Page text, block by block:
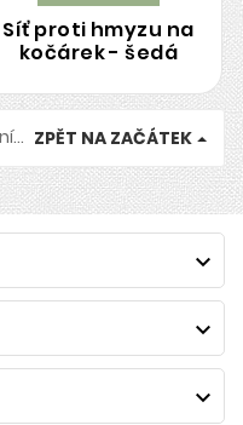
Síť proti hmyzu na
kočárek - šedá
ZPĚT NA ZAČÁTEK


